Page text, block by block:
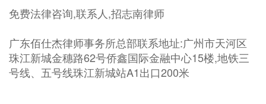
免费法律咨询,联系人,招志南律师
广东佰仕杰律师事务所总部联系地址:广州市天河区
珠江新城金穗路62号侨鑫国际金融中心15楼,地铁三
号线、五号线珠江新城站A1出口200米